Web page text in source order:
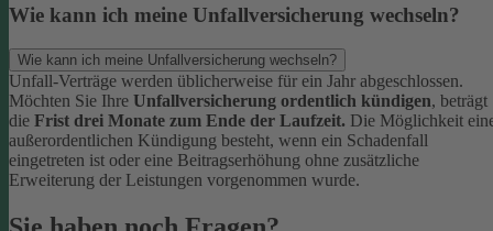
Wie kann ich meine Unfallversicherung wechseln?
Wie kann ich meine Unfallversicherung wechseln?
Unfall-Verträge werden üblicherweise für ein Jahr abgeschlossen.
Möchten Sie Ihre Unfallversicherung ordentlich kündigen, beträgt
die Frist drei Monate zum Ende der Laufzeit. Die Möglichkeit
außerordentlichen Kündigung besteht, wenn ein Schadenfall
eingetreten ist oder eine Beitragserhöhung ohne zusätzliche
Erweiterung der Leistungen vorgenommen wurde.